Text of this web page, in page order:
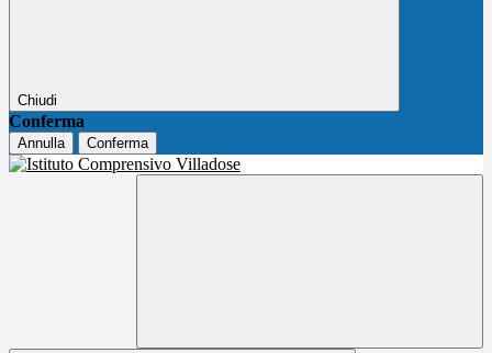
Chiudi
Conferma
Annulla Conferma